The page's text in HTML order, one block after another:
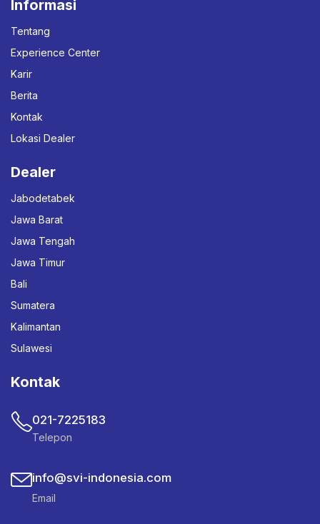
Informasi
Tentang
Experience Center
Karir
Berita
Kontak
Lokasi Dealer
Dealer
Jabodetabek
Jawa Barat
Jawa Tengah
Jawa Timur
Bali
Sumatera
Kalimantan
Sulawesi
Kontak
021-7225183
Telepon
info@svi-indonesia.com
Email